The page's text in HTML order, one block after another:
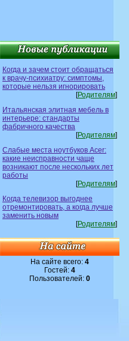
Когда и зачем стоит обращаться
к врачу-психиатру: симптомы,
которые нельзя игнорировать
[Родителям]
Итальянская элитная мебель в
интерьере: стандарты
фабричного качества
[Родителям]
Слабые места ноутбуков Acer:
какие неисправности чаще
возникают после нескольких лет
работы
[Родителям]
Когда телевизор выгоднее
отремонтировать, а когда лучше
заменить новым
[Родителям]
На сайте всего: 4
Гостей: 4
Пользователей: 0